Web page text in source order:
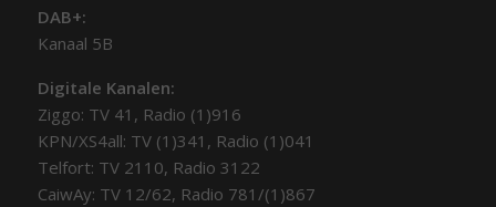
DAB+:
Kanaal 5B
Digitale Kanalen:
Ziggo: TV 41, Radio (1)916
KPN/XS4all: TV (1)341, Radio (1)041
Telfort: TV 2110, Radio 3122
CaiwAy: TV 12/62, Radio 781/(1)867